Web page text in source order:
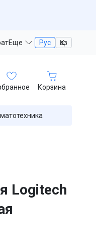
Еще Рус Қаз
Корзина
Logitech